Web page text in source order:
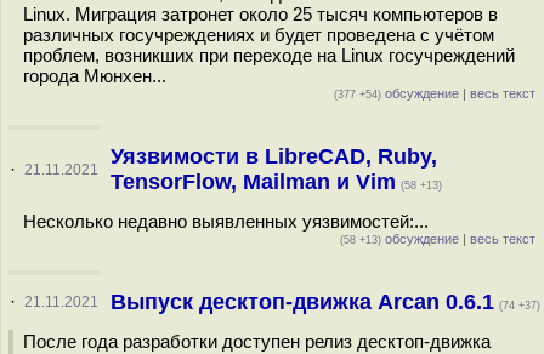
Linux. Миграция затронет около 25 тысяч компьютеров в
различных госучреждениях и будет проведена с учётом
проблем, возникших при переходе на Linux госучреждений
города Мюнхен...
(377 +54) обсуждение | весь текст
· 21.11.2021
Уязвимости в LibreCAD, Ruby,
TensorFlow, Mailman и Vim (58 +13)
Несколько недавно выявленных уязвимостей:...
(58 +13) обсуждение | весь текст
· 21.11.2021 Выпуск десктоп-движка Arcan 0.6.1 (74 +37)
После года разработки доступен релиз десктоп-движка